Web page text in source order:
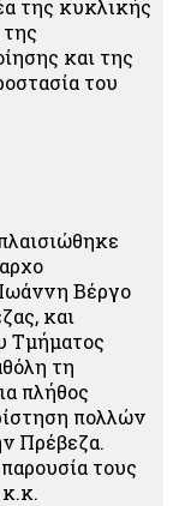
της κυκλικής
και της
του
Βέργο
και
Τμήματος
τη
πλήθος
πολλών
Πρέβεζα.
τους
κ.κ.